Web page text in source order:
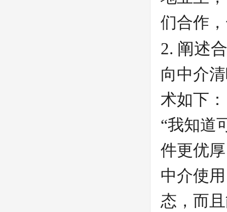
们合作
2. 阐述
向中介
术如下：
“我知道
件更优
中介使
态，而